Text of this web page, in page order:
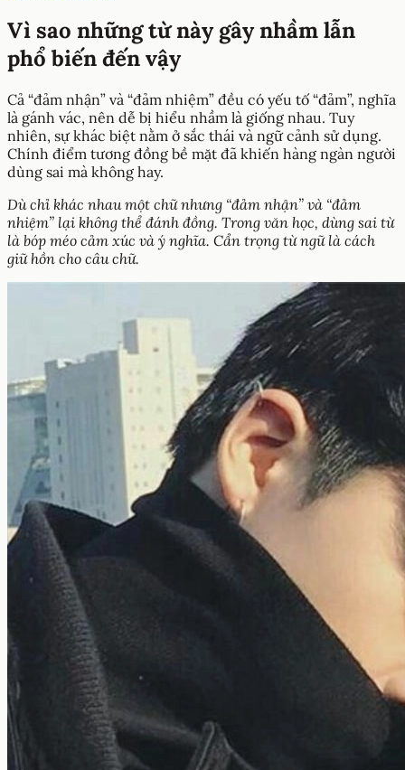
Vì sao những từ này gây nhầm lẫn
phổ biến đến vậy
Cả “đảm nhận” và “đảm nhiệm” đều có yếu tố “đảm”, nghĩa
là gánh vác, nên dễ bị hiểu nhầm là giống nhau. Tuy
nhiên, sự khác biệt nằm ở sắc thái và ngữ cảnh sử dụng.
Chính điểm tương đồng bề mặt đã khiến hàng ngàn người
dùng sai mà không hay.
Dù chỉ khác nhau một chữ nhưng “đảm nhận” và “đảm
nhiệm” lại không thể đánh đồng. Trong văn học, dùng sai từ
là bóp méo cảm xúc và ý nghĩa. Cẩn trọng từ ngữ là cách
giữ hồn cho câu chữ.